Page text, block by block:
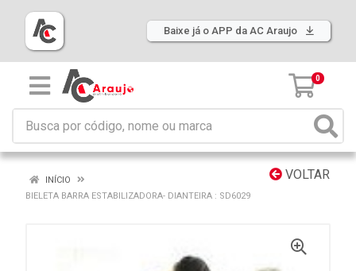
Baixe já o APP da AC Araujo
0
VOLTAR
INÍCIO
BIELETA BARRA ESTABILIZADORA- DIANTEIRA : SD6029